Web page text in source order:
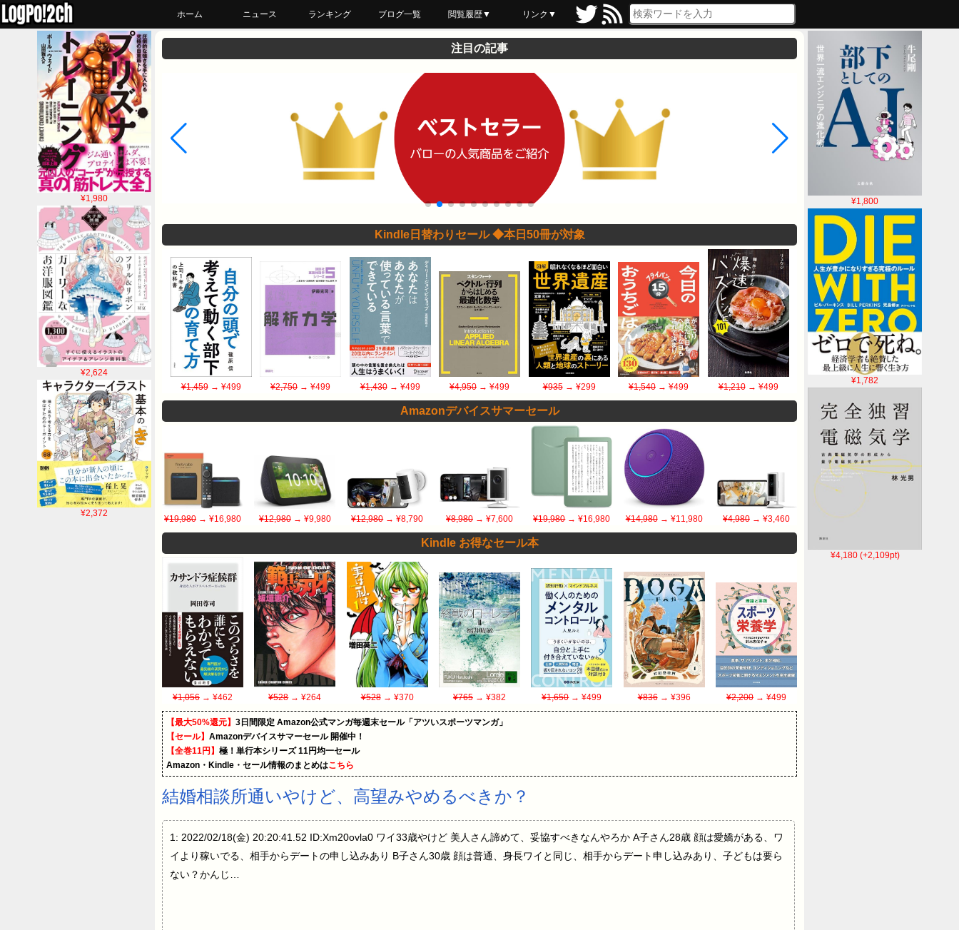
ホーム ニュース ランキング ブログ一覧 閲覧履歴▼
最近読んだ
あとで読む
ブックマーク
リンク▼
¥1,800
¥1,782
¥4,180 (+2,109pt)
¥1,980
¥2,624
¥2,372
注目の記事
Kindle日替わりセール ◆本日50冊が対象
¥1,459→ ¥499 ¥2,750 → ¥499 ¥1,430→ ¥499 ¥4,950 → ¥499 ¥935→ ¥299 ¥1,540 → ¥499 ¥1,210→ ¥499
Amazonデバイスサマーセール
¥19,980 → ¥16,980 ¥12,980→ ¥9,980 ¥12,980→ ¥8,790 ¥8,980→ ¥7,600 ¥19,980→ ¥16,980 ¥14,980→ ¥11,980 ¥4,980→ ¥3,460
Kindle お得なセール本
¥1,056 → ¥462 ¥528→ ¥264 ¥528→ ¥370 ¥765→ ¥382 ¥1,650→ ¥499 ¥836→ ¥396 ¥2,200→ ¥499
【最大50%還元】 3日間限定 Amazon公式マンガ毎週末セール「アツいスポーツマンガ」
【セール】 Amazonデバイスサマーセール 開催中！
【全巻11円】 極！単行本シリーズ 11円均一セール
Amazon・Kindle・セール情報のまとめはこちら
結婚相談所通いやけど、高望みやめるべきか？
1: 2022/02/18(金) 20:20:41.52 ID:Xm20ovla0 ワイ33歳やけど 美人さん諦めて、妥協すべきなんやろか A子さん28歳 顔は愛嬌がある、ワ
イより稼いでる、相手からデートの申し込みあり B子さん30歳 顔は普通、身長ワイと同じ、相手からデート申し込みあり、子どもは要ら
ない？かんじ…